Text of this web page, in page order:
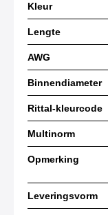
Kleur
Lengte
AWG
Binnendiameter
Rittal-kleurcode
Multinorm
Opmerking
Leveringsvorm